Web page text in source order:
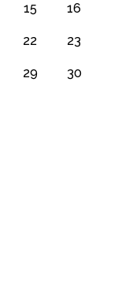
15 16
22 23
29 30